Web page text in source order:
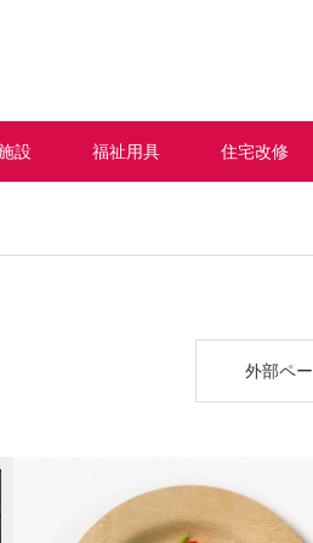
設 福祉用具 住宅改修
外部ペ